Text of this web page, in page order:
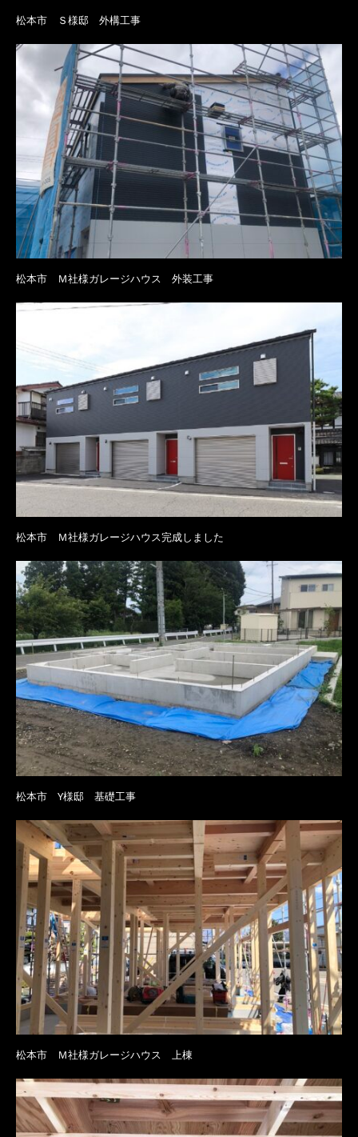
松本市 Ｓ様邸 外構工事
松本市 Ｍ社様ガレージハウス 外装工事
松本市 Ｍ社様ガレージハウス完成しました
松本市 Y様邸 基礎工事
松本市 Ｍ社様ガレージハウス 上棟